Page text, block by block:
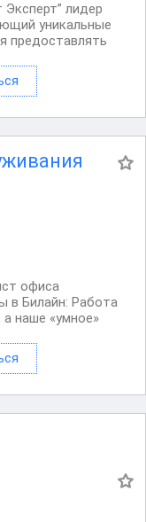
Эксперт” лидер
уникальные
предоставлять
состоит из
офиса
в Билайн: Работа
наше «умное»
легко и
Рядом с
— ценим твое...